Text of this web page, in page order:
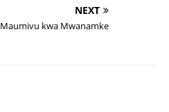
NEXT
kwa Mwanamke